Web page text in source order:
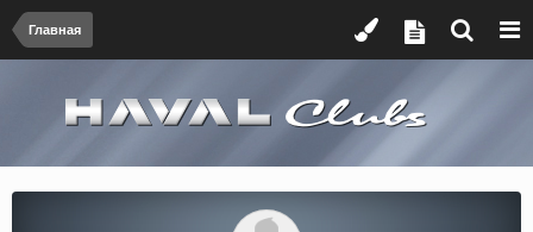
Главная